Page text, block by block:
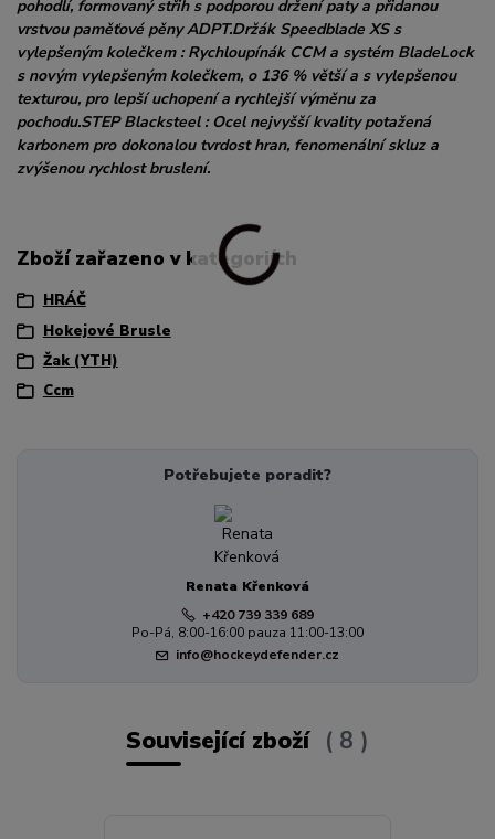
pohodlí, formovaný střih s podporou držení paty a přidanou
vrstvou paměťové pěny ADPT.Držák Speedblade XS s
vylepšeným kolečkem : Rychloupínák CCM a systém BladeLock
s novým vylepšeným kolečkem, o 136 % větší a s vylepšenou
texturou, pro lepší uchopení a rychlejší výměnu za
pochodu.STEP Blacksteel : Ocel nejvyšší kvality potažená
karbonem pro dokonalou tvrdost hran, fenomenální skluz a
zvýšenou rychlost bruslení.
Zboží zařazeno v kategoriích
HRÁČ
Hokejové Brusle
Žak (YTH)
Ccm
Potřebujete poradit?
Renata Křenková
+420 739 339 689
Po-Pá, 8:00-16:00 pauza 11:00-13:00
info@hockeydefender.cz
Související zboží 8